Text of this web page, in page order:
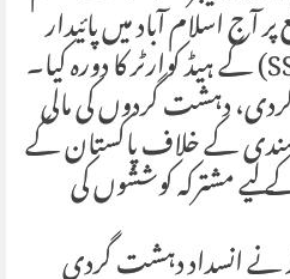
آج اسلام آباد میں پائیدار
سماجی ترقی کی تنظیم (SSDO) کے ہیڈ کوارٹر کا دورہ کیا۔
دہشت گردوں کی مالی
کے خلاف پاکستان کے
مشترکہ کوششوں کی